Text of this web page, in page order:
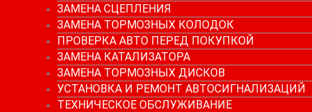
ЗАМЕНА СЦЕПЛЕНИЯ
ЗАМЕНА ТОРМОЗНЫХ КОЛОДОК
ПРОВЕРКА АВТО ПЕРЕД ПОКУПКОЙ
ЗАМЕНА КАТАЛИЗАТОРА
ЗАМЕНА ТОРМОЗНЫХ ДИСКОВ
УСТАНОВКА И РЕМОНТ АВТОСИГНАЛИЗАЦИЙ
ТЕХНИЧЕСКОЕ ОБСЛУЖИВАНИЕ